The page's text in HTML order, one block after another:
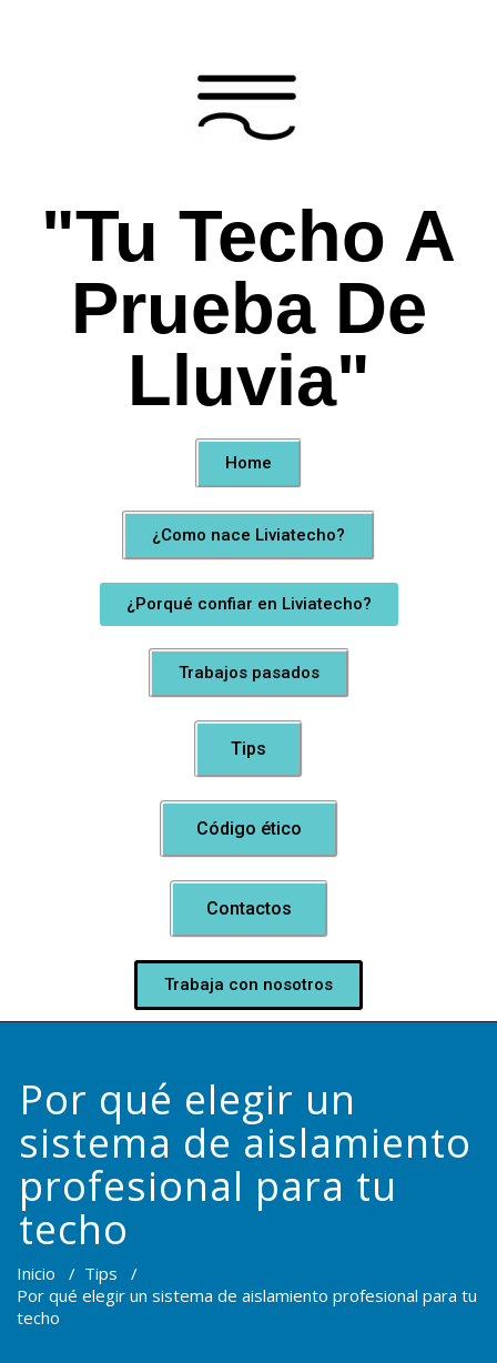
"Tu Techo A
Prueba De
Lluvia"
Home
¿Como nace Liviatecho?
¿Porqué confiar en Liviatecho?
Trabajos pasados
Tips
Código ético
Contactos
Trabaja con nosotros
Por qué elegir un
sistema de aislamiento
profesional para tu
techo
Inicio / Tips /
Por qué elegir un sistema de aislamiento profesional para tu
techo